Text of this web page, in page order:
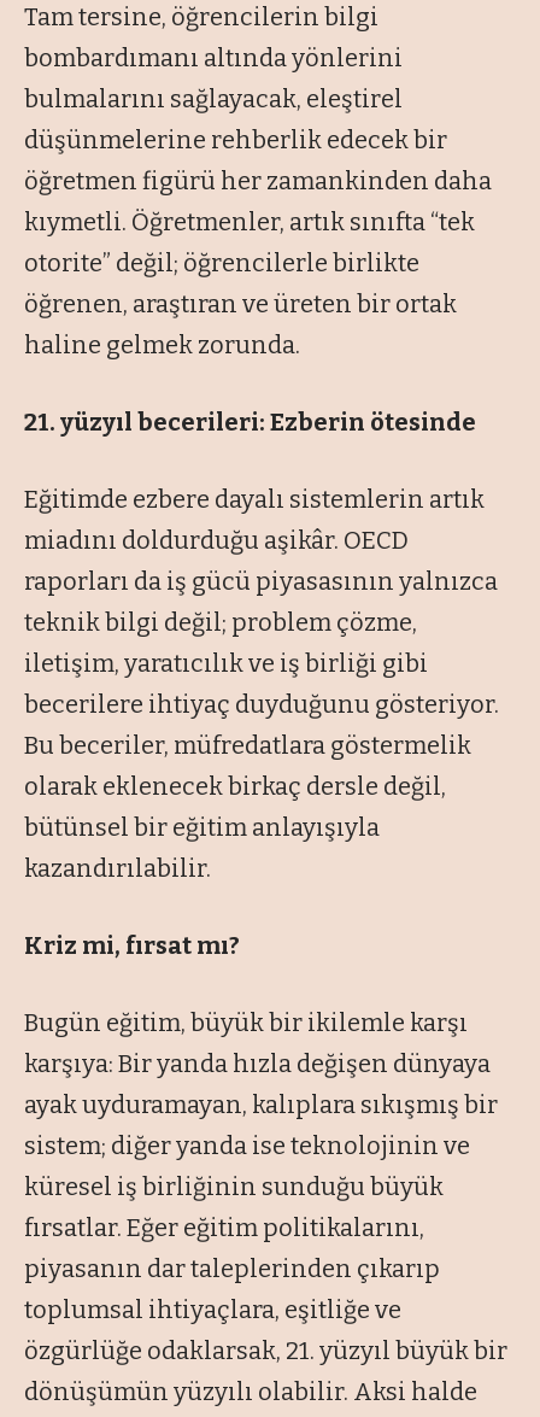
Tam tersine, öğrencilerin bilgi
bombardımanı altında yönlerini
bulmalarını sağlayacak, eleştirel
düşünmelerine rehberlik edecek bir
öğretmen figürü her zamankinden daha
kıymetli. Öğretmenler, artık sınıfta “tek
otorite” değil; öğrencilerle birlikte
öğrenen, araştıran ve üreten bir ortak
haline gelmek zorunda.
21. yüzyıl becerileri: Ezberin ötesinde
Eğitimde ezbere dayalı sistemlerin artık
miadını doldurduğu aşikâr. OECD
raporları da iş gücü piyasasının yalnızca
teknik bilgi değil; problem çözme,
iletişim, yaratıcılık ve iş birliği gibi
becerilere ihtiyaç duyduğunu gösteriyor.
Bu beceriler, müfredatlara göstermelik
olarak eklenecek birkaç dersle değil,
bütünsel bir eğitim anlayışıyla
kazandırılabilir.
Kriz mi, fırsat mı?
Bugün eğitim, büyük bir ikilemle karşı
karşıya: Bir yanda hızla değişen dünyaya
ayak uyduramayan, kalıplara sıkışmış bir
sistem; diğer yanda ise teknolojinin ve
küresel iş birliğinin sunduğu büyük
fırsatlar. Eğer eğitim politikalarını,
piyasanın dar taleplerinden çıkarıp
toplumsal ihtiyaçlara, eşitliğe ve
özgürlüğe odaklarsak, 21. yüzyıl büyük bir
dönüşümün yüzyılı olabilir. Aksi halde